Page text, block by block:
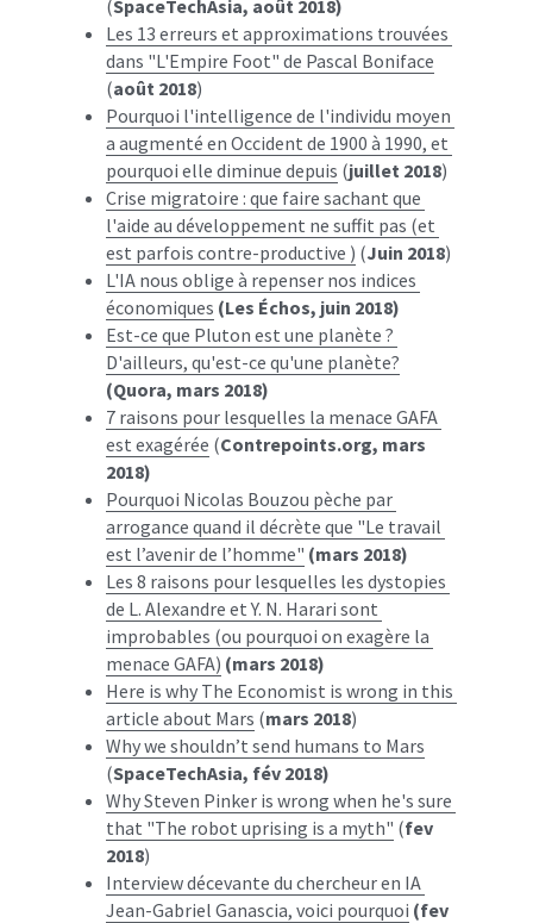
(SpaceTechAsia, août 2018)
Les 13 erreurs et approximations trouvées
dans "L'Empire Foot" de Pascal Boniface
(août 2018)
Pourquoi l'intelligence de l'individu moyen
a augmenté en Occident de 1900 à 1990, et
pourquoi elle diminue depuis (juillet 2018)
Crise migratoire : que faire sachant que
l'aide au développement ne suffit pas (et
est parfois contre-productive ) (Juin 2018)
L'IA nous oblige à repenser nos indices
économiques (Les Échos, juin 2018)
Est-ce que Pluton est une planète ?
D'ailleurs, qu'est-ce qu'une planète?
(Quora, mars 2018)
7 raisons pour lesquelles la menace GAFA
est exagérée (Contrepoints.org, mars
2018)
Pourquoi Nicolas Bouzou pèche par
arrogance quand il décrète que "Le travail
est l’avenir de l’homme" (mars 2018)
Les 8 raisons pour lesquelles les dystopies
de L. Alexandre et Y. N. Harari sont
improbables (ou pourquoi on exagère la
menace GAFA) (mars 2018)
Here is why The Economist is wrong in this
article about Mars (mars 2018)
Why we shouldn’t send humans to Mars
(SpaceTechAsia, fév 2018)
Why Steven Pinker is wrong when he's sure
that "The robot uprising is a myth" (fev
2018)
Interview décevante du chercheur en IA
Jean-Gabriel Ganascia, voici pourquoi (fev